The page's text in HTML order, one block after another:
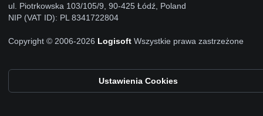
ul. Piotrkowska 103/105/9, 90-425 Łódź, Poland
NIP (VAT ID): PL 8341722804
Copyright © 2006-2026 Logisoft Wszystkie prawa zastrzeżone
Ustawienia Cookies